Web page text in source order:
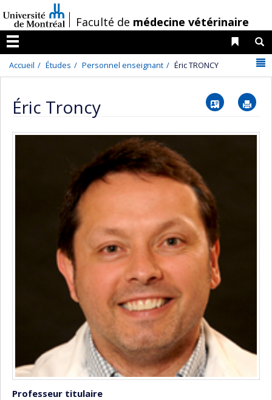
au
contenu
/Faculté de médecine vétérinaire
Menu
Liens
Accueil Études Personnel enseignant Éric TRONCY
Éric Troncy Vcard
Professeur titulaire